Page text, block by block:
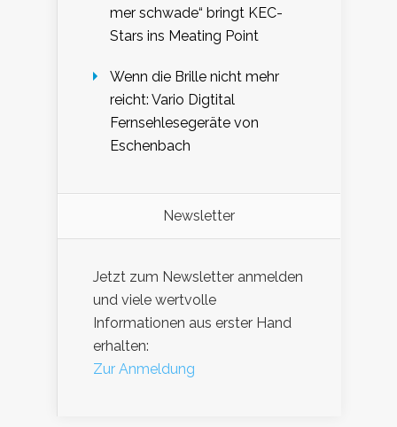
mer schwade“ bringt KEC-
Stars ins Meating Point
Wenn die Brille nicht mehr
reicht: Vario Digtital
Fernsehlesegeräte von
Eschenbach
Newsletter
Jetzt zum Newsletter anmelden
und viele wertvolle
Informationen aus erster Hand
erhalten:
Zur Anmeldung